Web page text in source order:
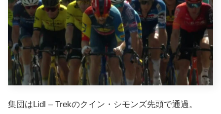
集団はLidl – Trekのクイン・シモンズ先頭で通過。